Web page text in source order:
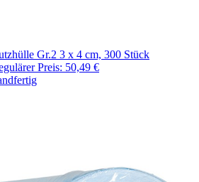
Gr.2 3 x 4 cm, 300 Stück
Preis: 50,49 €